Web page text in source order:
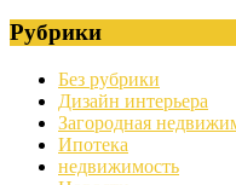
Рубрики
Без рубрики
Дизайн интерьера
Загородная
Ипотека
недвижимость